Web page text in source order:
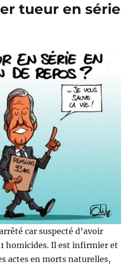
tueur en série
car suspecté d’avoir
homicides. Il est infirmier et
actes en morts naturelles,